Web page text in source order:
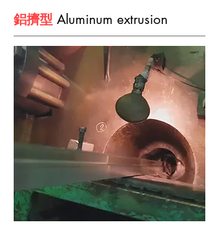
鋁擠型 Aluminum extrusion